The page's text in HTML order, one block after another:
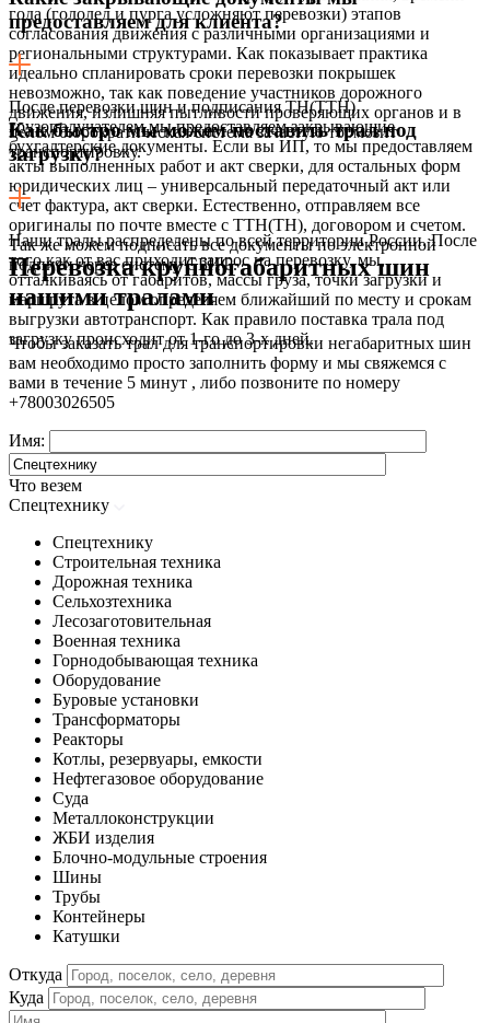
года (гололед и пурга усложняют перевозки) этапов
согласования движения с различными организациями и
региональными структурами. Как показывает практика
идеально спланировать сроки перевозки покрышек
невозможно, так как поведение участников дорожного
движения, излишняя пытливости проверяющих органов и в
целом бюрократическая система зачастую тормозит
транспортировку.
предоставляем для клиента?
После перевозки шин и подписания ТН(ТТН)
грузополучателем мы предоставляем закрывающие
бухгалтерские документы. Если вы ИП, то мы предоставляем
акты выполненных работ и акт сверки, для остальных форм
юридических лиц – универсальный передаточный акт или
счет фактура, акт сверки. Естественно, отправляем все
оригиналы по почте вместе с ТТН(ТН), договором и счетом.
Так же можем подписать все документы по электронной
подписи через систему СБИС.
Как быстро мы можем поставить трал под
загрузку?
Наши тралы распределены по всей территории России. После
того как от вас приходит запрос на перевозку, мы,
отталкиваясь от габаритов, массы груза, точки загрузки и
маршрута в целом определяем ближайший по месту и срокам
выгрузки автотранспорт. Как правило поставка трала под
загрузку происходит от 1-го до 3-х дней.
Перевозка крупногабаритных шин
нашими тралами
Чтобы заказать трал для транспортировки негабаритных шин
вам необходимо просто заполнить форму и мы свяжемся с
вами в течение 5 минут , либо позвоните по номеру
+78003026505
Имя:
Что везем
Спецтехнику
Спецтехнику
Строительная техника
Дорожная техника
Сельхозтехника
Лесозаготовительная
Военная техника
Горнодобывающая техника
Оборудование
Буровые установки
Трансформаторы
Реакторы
Котлы, резервуары, емкости
Нефтегазовое оборудование
Cуда
Металлоконструкции
ЖБИ изделия
Блочно-модульные строения
Шины
Трубы
Контейнеры
Катушки
Откуда
Куда